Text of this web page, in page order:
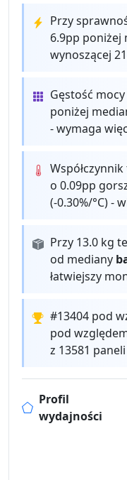
Przy
6.9pp poniżej
wynoszącej
Gęstość
poniżej
- wymaga
o 0.09pp
(-0.30%/°C) -
Przy 13.0 kg
od mediany
łatwiejszy
#13404 pod
pod
z 13581 paneli
Profil
wydajności